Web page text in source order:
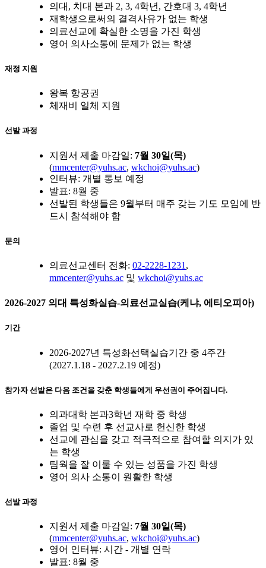
의대, 치대 본과 2, 3, 4학년, 간호대 3, 4학년
재학생으로써의 결격사유가 없는 학생
의료선교에 확실한 소명을 가진 학생
영어 의사소통에 문제가 없는 학생
재정 지원
왕복 항공권
체재비 일체 지원
선발 과정
지원서 제출 마감일: 7월 30일(목)
(mmcenter@yuhs.ac, wkchoi@yuhs.ac)
인터뷰: 개별 통보 예정
발표: 8월 중
선발된 학생들은 9월부터 매주 갖는 기도 모임에 반
드시 참석해야 함
문의
의료선교센터 전화: 02-2228-1231 ,
mmcenter@yuhs.ac 및 wkchoi@yuhs.ac
2026-2027 의대 특성화실습-의료선교실습(케냐, 에티오피아)
기간
2026-2027년 특성화선택실습기간 중 4주간
(2027.1.18 - 2027.2.19 예정)
참가자 선발은 다음 조건을 갖춘 학생들에게 우선권이 주어집니다.
의과대학 본과3학년 재학 중 학생
졸업 및 수련 후 선교사로 헌신한 학생
선교에 관심을 갖고 적극적으로 참여할 의지가 있
는 학생
팀웍을 잘 이룰 수 있는 성품을 가진 학생
영어 의사 소통이 원활한 학생
선발 과정
지원서 제출 마감일: 7월 30일(목)
(mmcenter@yuhs.ac, wkchoi@yuhs.ac)
영어 인터뷰: 시간 - 개별 연락
발표: 8월 중